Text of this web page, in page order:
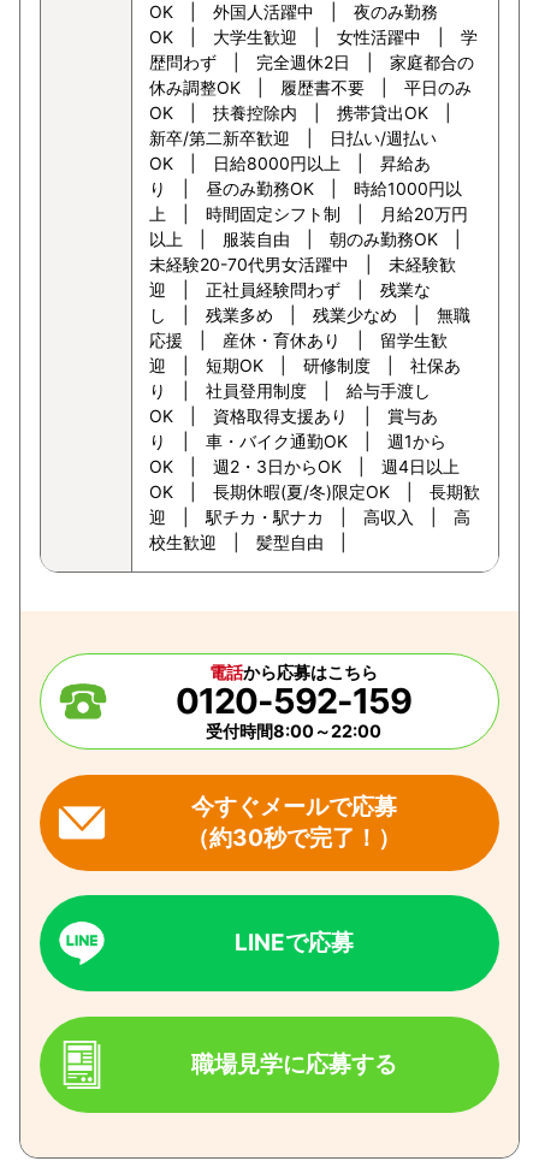
OK | 外国人活躍中 | 夜のみ勤務
OK | 大学生歓迎 | 女性活躍中 | 学
歴問わず | 完全週休2日 | 家庭都合の
休み調整OK | 履歴書不要 | 平日のみ
OK | 扶養控除内 | 携帯貸出OK |
新卒/第二新卒歓迎 | 日払い/週払い
OK | 日給8000円以上 | 昇給あ
り | 昼のみ勤務OK | 時給1000円以
上 | 時間固定シフト制 | 月給20万円
以上 | 服装自由 | 朝のみ勤務OK |
未経験20-70代男女活躍中 | 未経験歓
迎 | 正社員経験問わず | 残業な
し | 残業多め | 残業少なめ | 無職
応援 | 産休・育休あり | 留学生歓
迎 | 短期OK | 研修制度 | 社保あ
り | 社員登用制度 | 給与手渡し
OK | 資格取得支援あり | 賞与あ
り | 車・バイク通勤OK | 週1から
OK | 週2・3日からOK | 週4日以上
OK | 長期休暇(夏/冬)限定OK | 長期歓
迎 | 駅チカ・駅ナカ | 高収入 | 高
校生歓迎 | 髪型自由 |
電話から応募はこちら
0120-592-159
受付時間8:00～22:00
今すぐメールで応募
（約30秒で完了！）
LINEで応募
職場見学に応募する